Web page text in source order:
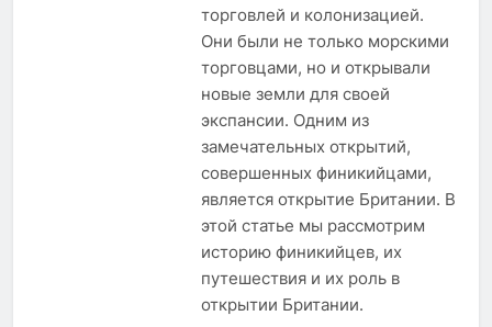
торговлей и колонизацией.
Они были не только морскими
торговцами, но и открывали
новые земли для своей
экспансии. Одним из
замечательных открытий,
совершенных финикийцами,
является открытие Британии. В
этой статье мы рассмотрим
историю финикийцев, их
путешествия и их роль в
открытии Британии.